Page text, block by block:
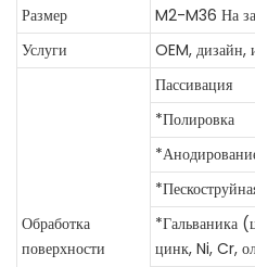
Размер
M2-M36 На
Услуги
OEM, дизайн,
Обработка
поверхности
Пассивация
*Полировка
*Гальваника
цинк, Ni, Cr,